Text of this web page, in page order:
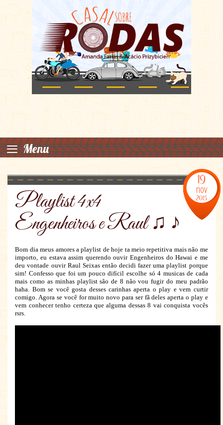
≡ Menu
19
nov
2015
Playlist 4x4
Engenheiros e Raul ♫ ♪
Bom dia meus amores a playlist de hoje ta meio repetitiva mais não me
importo, eu estava assim querendo ouvir Engenheiros do Hawai e me
deu vontade ouvir Raul Seixas então decidi fazer uma playlist porque
sim! Confesso que foi um pouco difícil escolhe só 4 musicas de cada
mais como as minhas playlist são de 8 não vou fugir do meu padrão
haha. Bom se você gosta desses carinhas aperta o play e vem curtir
comigo. Agora se você for muito novo para ser fã deles aperta o play e
vem conhecer tenho certeza que alguma dessas 8 vai conquista vocês
rsrs.